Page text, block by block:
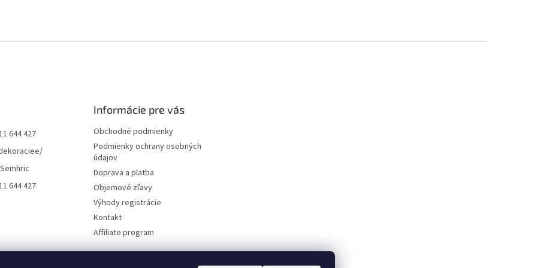
644 427
644 427
Informácie pre vás
Obchodné podmienky
Podmienky ochrany osobných
údajov
Doprava a platba
Objemové zľavy
Výhody registrácie
Kontakt
Affiliate program